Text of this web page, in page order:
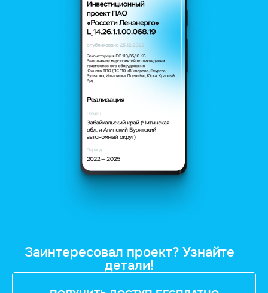
Заинтересовал проект? Узнайте
детали!